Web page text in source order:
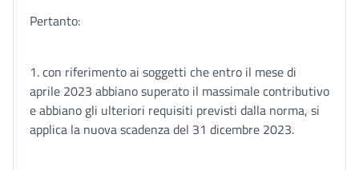
Pertanto:
1. con riferimento ai soggetti che entro il mese di
aprile 2023 abbiano superato il massimale contributivo
e abbiano gli ulteriori requisiti previsti dalla norma, si
applica la nuova scadenza del 31 dicembre 2023.